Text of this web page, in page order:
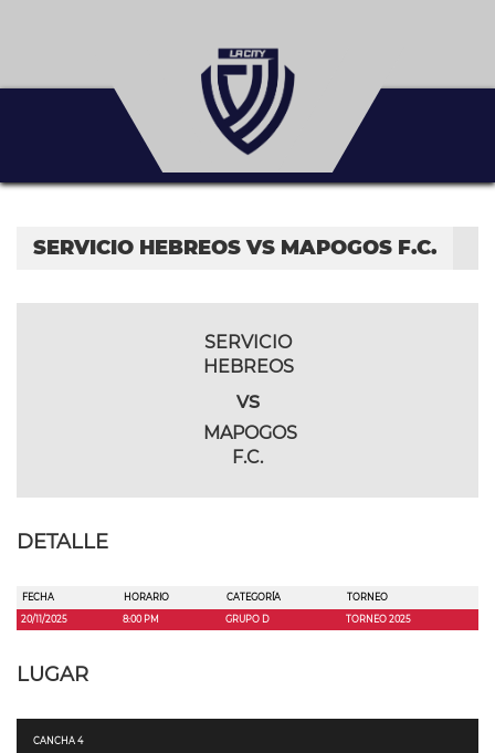
SERVICIO HEBREOS VS MAPOGOS F.C.
SERVICIO
HEBREOS
vs
MAPOGOS
F.C.
DETALLE
FECHA HORARIO CATEGORÍA
TORNEO
20/11/2025
8:00 PM GRUPO D TORNEO 2025
LUGAR
CANCHA 4